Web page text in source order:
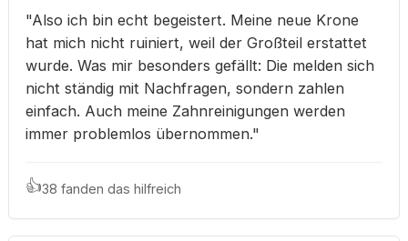
"Also ich bin echt begeistert. Meine neue Krone
hat mich nicht ruiniert, weil der Großteil erstattet
wurde. Was mir besonders gefällt: Die melden sich
nicht ständig mit Nachfragen, sondern zahlen
einfach. Auch meine Zahnreinigungen werden
immer problemlos übernommen."
👍38 fanden das hilfreich